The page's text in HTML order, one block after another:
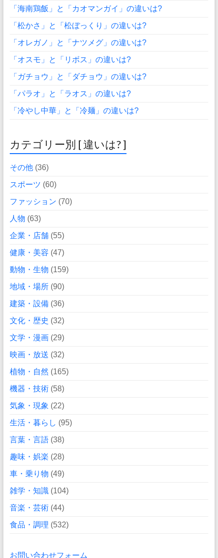
「海南鶏飯」と「カオマンガイ」の違いは?
「松かさ」と「松ぼっくり」の違いは?
「オレガノ」と「ナツメグ」の違いは?
「オスモ」と「リボス」の違いは?
「ガチョウ」と「ダチョウ」の違いは?
「パラオ」と「ラオス」の違いは?
「冷やし中華」と「冷麺」の違いは?
カテゴリー別 [ 違いは? ]
その他(36)
スポーツ (60)
ファッション (70)
人物 (63)
企業・店舗(55)
健康・美容 (47)
動物・生物 (159)
地域・場所(90)
建築・設備(36)
文化・歴史 (32)
文学・漫画(29)
映画・放送 (32)
植物・自然 (165)
機器・技術(58)
気象・現象 (22)
生活・暮らし (95)
言葉・言語(38)
趣味・娯楽 (28)
車・乗り物 (49)
雑学・知識(104)
音楽・芸術(44)
食品・調理 (532)
お問い合わせフォーム